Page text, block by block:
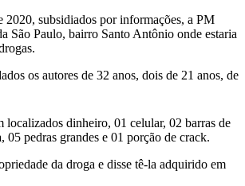
2020, subsidiados por informações, a PM
São Paulo, bairro Santo Antônio onde estaria
os autores de 32 anos, dois de 21 anos, de
localizados dinheiro, 01 celular, 02 barras de
05 pedras grandes e 01 porção de crack.
da droga e disse tê-la adquirido em